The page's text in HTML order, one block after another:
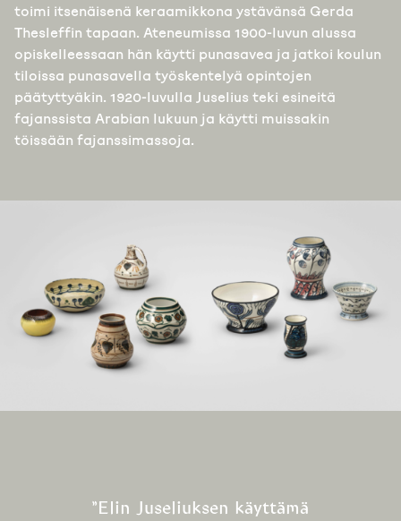
toimi itsenäisenä keraamikkona ystävänsä Gerda
Thesleffin tapaan. Ateneumissa 1900-luvun alussa
opiskelleessaan hän käytti punasavea ja jatkoi koulun
tiloissa punasavella työskentelyä opintojen
päätyttyäkin. 1920-luvulla Juselius teki esineitä
fajanssista Arabian lukuun ja käytti muissakin
töissään fajanssimassoja.
”Elin Juseliuksen käyttämä